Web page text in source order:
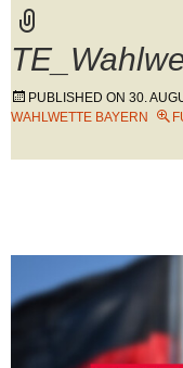
PUBLISHED ON 30.
WAHLWETTE BAYERN